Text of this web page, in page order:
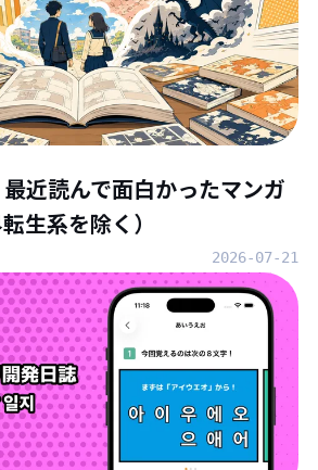
最近読んで面白かったマンガ
生系を除く）
2026-07-21